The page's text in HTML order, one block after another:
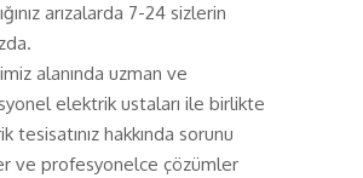
arızalarda 7-24 sizlerin
alanında uzman ve
elektrik ustaları ile birlikte
tesisatınız hakkında sorunu
ve profesyonelce çözümler